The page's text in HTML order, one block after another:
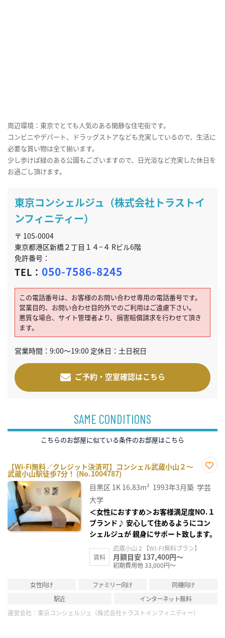
周辺環境：東京でとても人気のある閑静な住宅街です。
コンビニやデパート、ドラッグストアなども充実しているので、生活に
必要な買い物は全て揃います。
少し歩けば緑のある公園もございますので、日光浴など充実した休日を
お過ごし頂けます。
東京コンシェルジュ（株式会社トラストイ
ンフィニティー）
〒 105-0004
東京都港区新橋２丁目１４−４ Rビル6階
免許番号：
TEL： 050-7586-8245
この電話番号は、お客様のお問い合わせ専用の電話番号です。
営業目的、お問い合わせ目的外でのご利用はご遠慮下さい。
悪質な場合、サイト管理者より、損害賠償請求を行わせて頂き
ます。
営業時間：9:00～19:00 定休日：土日祝日
ご予約・空室確認はこちら
SAME CONDITIONS
こちらのお部屋に似ている条件のお部屋はこちら
【Wi-Fi無料／クレジット決済可】コンシェル武蔵小山２～
武蔵小山駅徒歩7分！ (No.1004787)
に入
り登
目黒区 1K 16.83m² 1993年3月築 学芸
大学
＜女性におすすめ＞お客様満足度NO.１
ブランド♪ 安心して住めるようにコン
シェルジュが 親身にサポート致します。
賃料
武蔵小山２【WI-FI無料プラン】
月額目安 137,400円～
初期費用他 33,000円～
女性向け ファミリー向け
同棲向け
駅近
インターネット無料
運営会社： 東京コンシェルジュ（株式会社トラストインフィニティー）